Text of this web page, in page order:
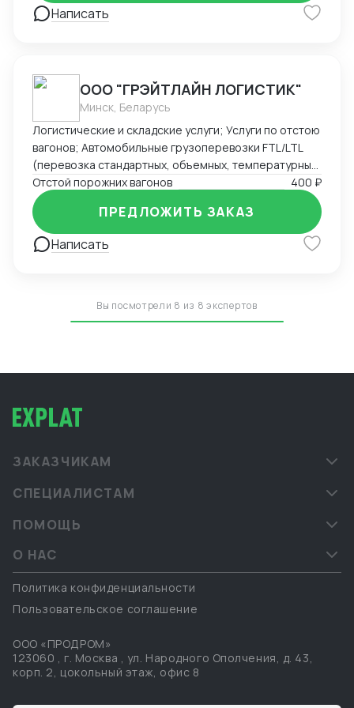
Написать
ООО "ГРЭЙТЛАЙН ЛОГИСТИК"
Минск, Беларусь
Логистические и складские услуги; Услуги по отстою
вагонов; Автомобильные грузоперевозки FTL/LTL
(перевозка стандартных, объемных, температурных
и сборных грузов); Железнодорожные перевозки
FCL/LCL — комплексные услуги с гарантией качества
и соблюдением сроков.
Отстой порожних вагонов 400 ₽
Написать
ПРЕДЛОЖИТЬ ЗАКАЗ
Вы посмотрели 8 из 8 экспертов
ЗАКАЗЧИКАМ
СПЕЦИАЛИСТАМ
ПОМОЩЬ
О НАС
Политика конфиденциальности
Пользовательское соглашение
ООО «ПРОДРОМ»
123060 , г. Москва , ул. Народного Ополчения, д. 43,
корп. 2, цокольный этаж, офис 8